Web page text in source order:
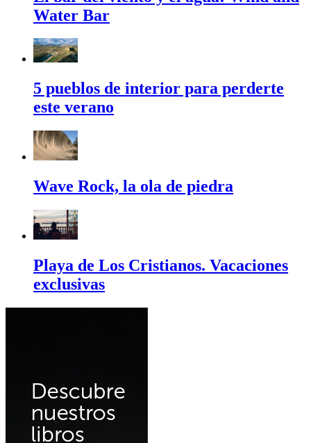
Water Bar
5 pueblos de interior para perderte
este verano
Wave Rock, la ola de piedra
Playa de Los Cristianos. Vacaciones
exclusivas